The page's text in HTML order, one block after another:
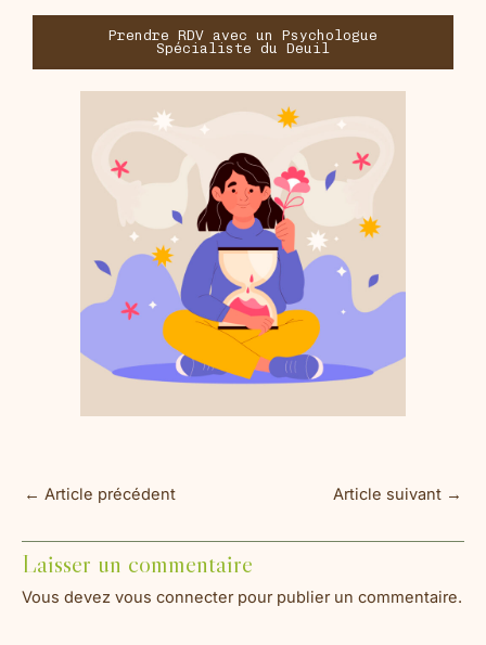
Prendre RDV avec un Psychologue
Spécialiste du Deuil
← Article précédent Article suivant →
Laisser un commentaire
Vous devez vous connecterpour publier un commentaire.